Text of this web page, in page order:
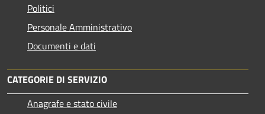
Politici
Personale Amministrativo
Documenti e dati
CATEGORIE DI SERVIZIO
Anagrafe e stato civile